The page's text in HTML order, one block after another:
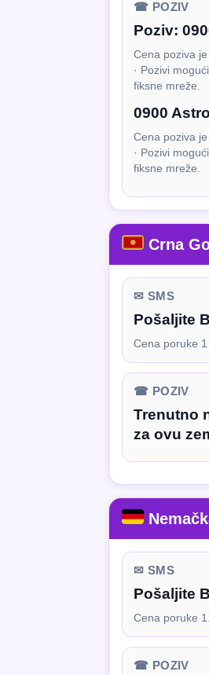
☎ POZIV
Poziv:
Cena poziva
· Pozivi
fiksne mreže.
0900
Cena poziva
· Pozivi
fiksne mreže.
Crna
✉ SMS
Pošaljite
Cena poruke 1
☎ POZIV
Trenutno
za ovu
✉ SMS
Pošaljite
Cena poruke
☎ POZIV